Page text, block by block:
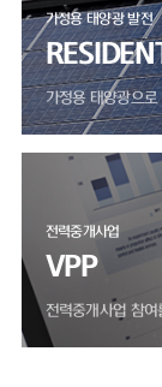
가정용 태양광 발전
가정용 태양광으
전력중개사업
VPP
전력중개사업 참